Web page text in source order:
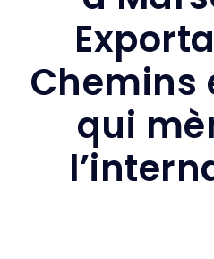
Chemins
qui